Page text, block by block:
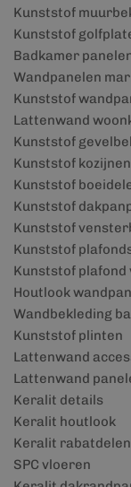
Kunststof
Kunststof
Badkamer
Wandpanelen
Kunststof
Lattenwand
Kunststof
Kunststof kozijnen
Kunststof
Kunststof
Kunststof
Kunststof
Kunststof plafond
Houtlook
Wandbekleding
Kunststof plinten
Lattenwand
Lattenwand
Keralit details
Keralit houtlook
Keralit rabatdelen
SPC vloeren